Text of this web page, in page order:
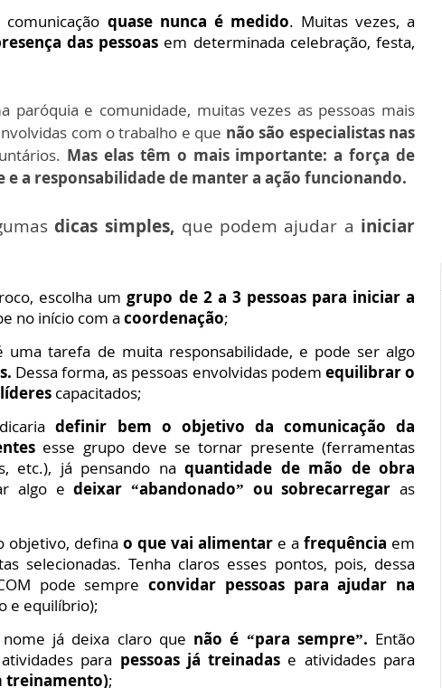
quase nunca é medido. Muitas vezes, a
das pessoas em determinada celebração, festa,
paróquia e comunidade, muitas vezes as pessoas mais
com o trabalho e que não são especialistas nas
Mas elas têm o mais importante: a força de
a responsabilidade de manter a ação funcionando.
dicas simples, que podem ajudar a iniciar
escolha umgrupo de 2 a 3 pessoas para iniciar a
no início com a coordenação;
uma tarefa de muita responsabilidade, e pode ser algo
Dessa forma, as pessoas envolvidas podem equilibrar o
capacitados;
definir bem o objetivo da comunicação da
esse grupo deve se tornar presente (ferramentas
etc.), já pensando na quantidade de mão de obra
algo edeixar “abandonado” ou sobrecarregaras
objetivo, defina o que vai alimentar e a frequência em
selecionadas. Tenha claros esses pontos, pois, dessa
pode sempreconvidar pessoas para ajudar na
e equilíbrio);
já deixa claro que não é “para sempre”. Então
para pessoas já treinadas e atividades para
treinamento);